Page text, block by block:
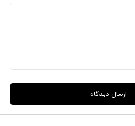
ارسال دیدگاه